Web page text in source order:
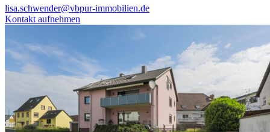
lisa.schwender@vbpur-immobilien.de
Kontakt aufnehmen